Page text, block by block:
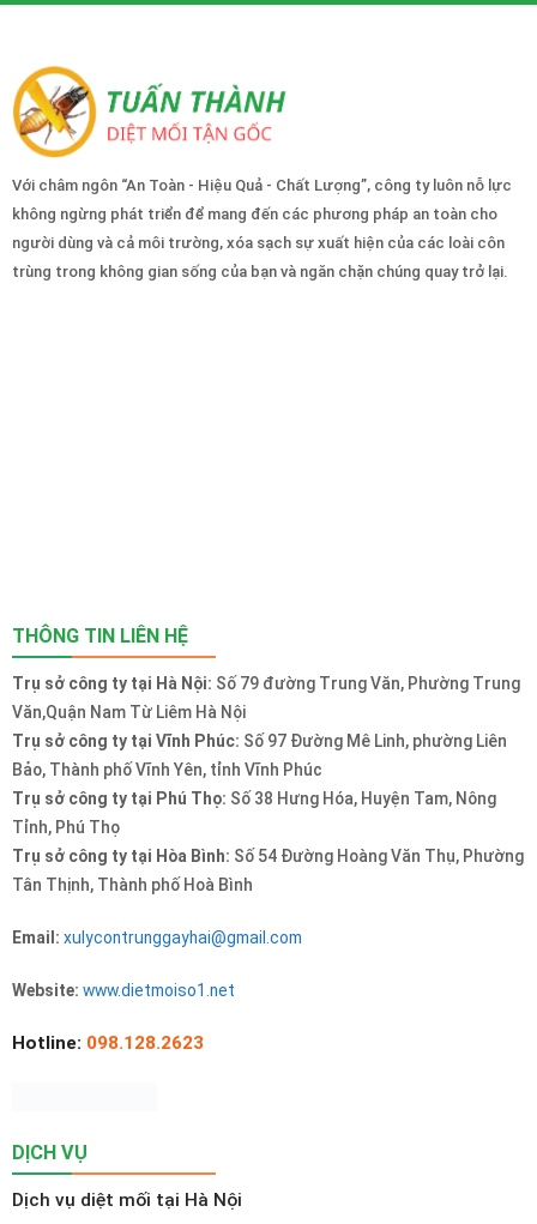
Với châm ngôn “An Toàn - Hiệu Quả - Chất Lượng”, công ty luôn nỗ lực
không ngừng phát triển để mang đến các phương pháp an toàn cho
người dùng và cả môi trường, xóa sạch sự xuất hiện của các loài côn
trùng trong không gian sống của bạn và ngăn chặn chúng quay trở lại.
THÔNG TIN LIÊN HỆ
Trụ sở công ty tại Hà Nội: Số 79 đường Trung Văn, Phường Trung
Văn,Quận Nam Từ Liêm Hà Nội
Trụ sở công ty tại Vĩnh Phúc: Số 97 Đường Mê Linh, phường Liên
Bảo, Thành phố Vĩnh Yên, tỉnh Vĩnh Phúc
Trụ sở công ty tại Phú Thọ: Số 38 Hưng Hóa, Huyện Tam, Nông
Tỉnh, Phú Thọ
Trụ sở công ty tại Hòa Bình: Số 54 Đường Hoàng Văn Thụ, Phường
Tân Thịnh, Thành phố Hoà Bình
Email: xulycontrunggayhai@gmail.com
Website: www.dietmoiso1.net
Hotline: 098.128.2623
DỊCH VỤ
Dịch vụ diệt mối tại Hà Nội